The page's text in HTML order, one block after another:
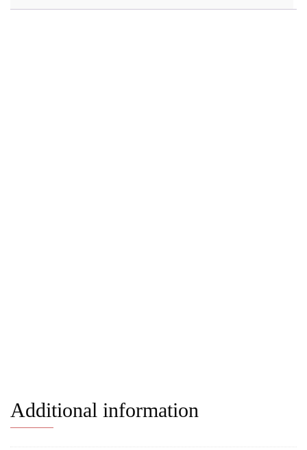
Additional information